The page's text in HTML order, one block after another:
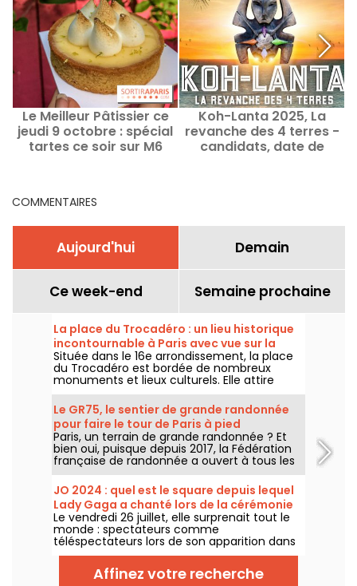
Le Meilleur Pâtissier ce
jeudi 9 octobre : spécial
tartes ce soir sur M6
Koh-Lanta 2025, La
revanche des 4 terres -
candidats, date de
COMMENTAIRES
Aujourd'hui Demain
Ce week-end Semaine prochaine
La place du Trocadéro : un lieu historique
incontournable à Paris avec vue sur la
Tour Eiffel
Située dans le 16e arrondissement, la place
du Trocadéro est bordée de nombreux
monuments et lieux culturels. Elle attire
autant les touristes que les Parisiens de
toujours grâce à sa vue imprenable sur la
Tour Eiffel.
Le GR75, le sentier de grande randonnée
pour faire le tour de Paris à pied
Paris, un terrain de grande randonnée ? Et
bien oui, puisque depuis 2017, la Fédération
française de randonnée a ouvert à tous les
amateurs de marche un sentier
entièrement balisé, pour faire le tour de
Paris.
JO 2024 : quel est le square depuis lequel
Lady Gaga a chanté lors de la cérémonie
d'ouverture ?
Le vendredi 26 juillet, elle surprenait tout le
monde : spectateurs comme
téléspectateurs lors de son apparition dans
une très belle robe noire, entourée de
pompons rose. Mais où se trouvait la
chanteuse ? Le lieu est-il ouvert au public ?
Affinez votre recherche